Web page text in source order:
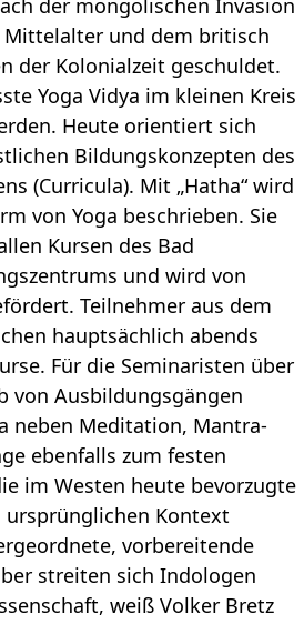
der mongolischen Invasion
und dem britisch
der Kolonialzeit geschuldet.
Yoga Vidya im kleinen Kreis
Heute orientiert sich
Bildungskonzepten des
(Curricula). Mit „Hatha“ wird
von Yoga beschrieben. Sie
Kursen des Bad
und wird von
Teilnehmer aus dem
hauptsächlich abends
Für die Seminaristen über
von Ausbildungsgängen
neben Meditation, Mantra-
ebenfalls zum festen
im Westen heute bevorzugte
ursprünglichen Kontext
vorbereitende
streiten sich Indologen
weiß Volker Bretz